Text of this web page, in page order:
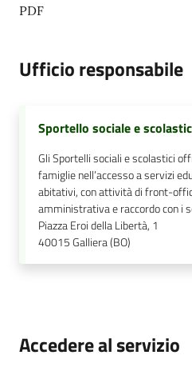
PDF
Ufficio responsabile
Sportello sociale e
Gli Sportelli sociali e scolastici
famiglie nell’accesso a servizi
abitativi, con attività di front-
amministrativa e raccordo con i
Piazza Eroi della Libertà, 1
40015Galliera (BO)
Accedere al servizio